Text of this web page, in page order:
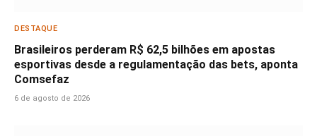
DESTAQUE
Brasileiros perderam R$ 62,5 bilhões em apostas
esportivas desde a regulamentação das bets, aponta
Comsefaz
6 de agosto de 2026